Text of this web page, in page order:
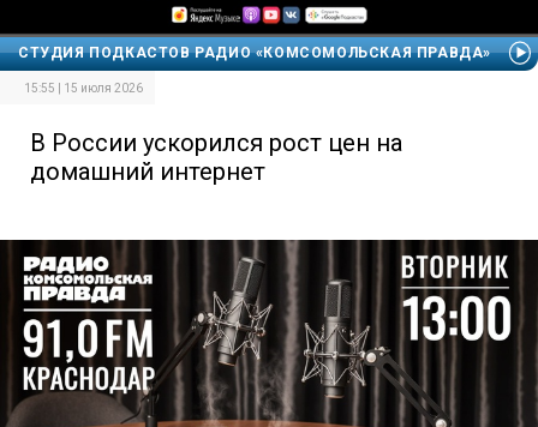
СТУДИЯ ПОДКАСТОВ РАДИО «КОМСОМОЛЬСКАЯ ПРАВДА»
15:55 | 15 июля 2026
В России ускорился рост цен на
домашний интернет